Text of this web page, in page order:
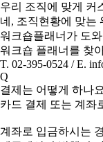
우리 조직에 맞게 커
네, 조직현황에 맞는
워크숍플래너가 도
워크숍 플래너를 찾
T. 02-395-0524 / E.
Q
결제는 어떻게 하나
카드 결제 또는 계좌
계좌로 입금하시는